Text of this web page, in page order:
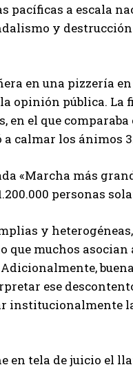
a escala
y
en una pizzería
opinión pública. La
en el que
calmar los ánimos
«Marcha más
personas
y
muchos asocian
ese
institucionalmente
tela de juicio el